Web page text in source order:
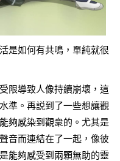
是如何有共鳴，單純就很
限導致人像持續崩壞，這
準。再説到了一些想讓觀
夠感染到觀衆的。尤其是
音而連結在了一起，像彼
能夠感受到兩顆無助的靈